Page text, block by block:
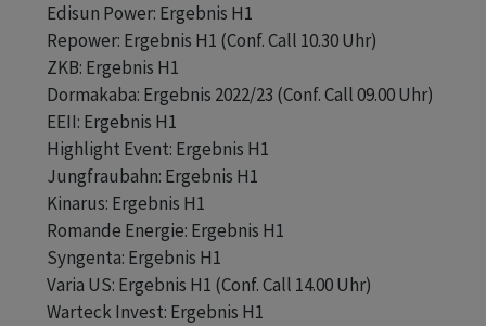
       Edisun Power: Ergebnis H1
       Repower: Ergebnis H1 (Conf. Call 10.30 Uhr)
       ZKB: Ergebnis H1
       Dormakaba: Ergebnis 2022/23 (Conf. Call 09.00 Uhr)
       EEII: Ergebnis H1
       Highlight Event: Ergebnis H1
       Jungfraubahn: Ergebnis H1
       Kinarus: Ergebnis H1
       Romande Energie: Ergebnis H1
       Syngenta: Ergebnis H1
       Varia US: Ergebnis H1 (Conf. Call 14.00 Uhr)
       Warteck Invest: Ergebnis H1